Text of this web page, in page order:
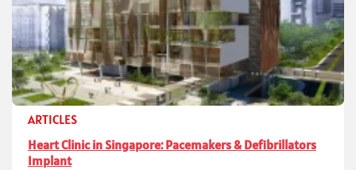
ARTICLES
Heart Clinic in Singapore: Pacemakers & Defibrillators
Implant